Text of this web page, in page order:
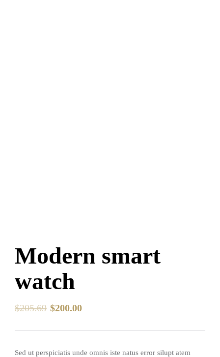
Modern smart
watch
$205.69 $200.00
Sed ut perspiciatis unde omnis iste natus error silupt atem